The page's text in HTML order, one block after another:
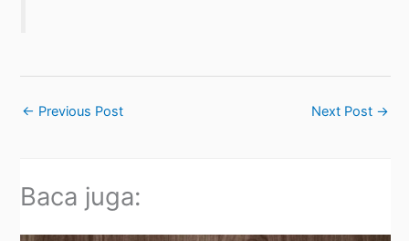
← Previous Post Next Post →
Baca juga: